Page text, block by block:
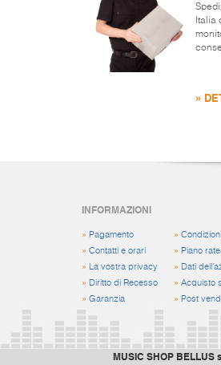
Italia
»
INFORMAZIONI
» Pagamento
» Contatti e orari
»
La vostra privacy
» Diritto di Recesso
» Garanzia
»
» Piano
» Dati
» Acquisto
» Post
MUSIC SHOP BELLUS